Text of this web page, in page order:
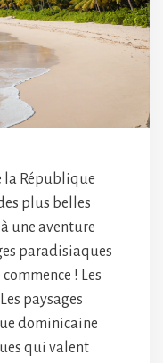
la République
plus belles
une aventure
paradisiaques
! Les
paysages
dominicaine
qui valent